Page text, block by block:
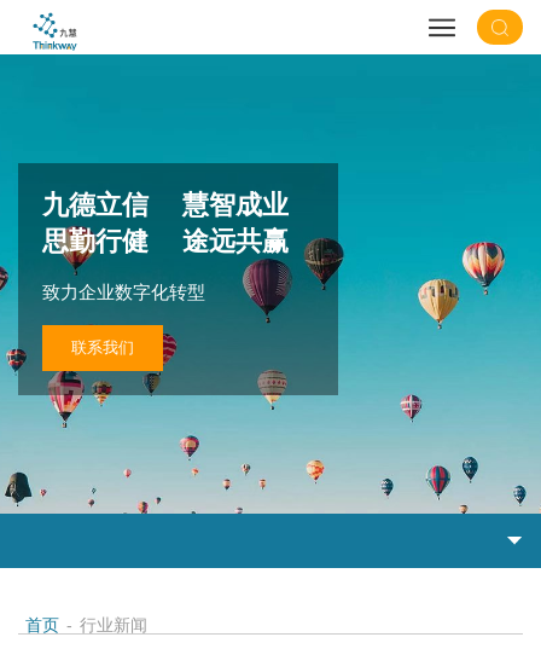
九德立信 慧智成业
思勤行健 途远共赢
致力企业数字化转型
联系我们
首页 - 行业新闻